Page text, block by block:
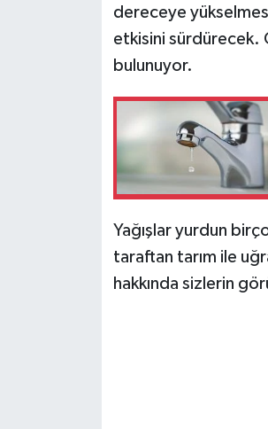
dereceye
etkisini sürdürecek.
bulunuyor.
Yağışlar yurdun
taraftan tarım ile
hakkında sizlerin